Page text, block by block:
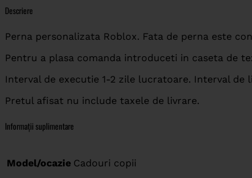
Descriere
Perna personalizata Roblox. Fata de perna este
Pentru a plasa comanda introduceti in caseta de
Interval de executie 1-2 zile lucratoare. Interval de
Pretul afisat nu include taxele de livrare.
Informații suplimentare
Model/ocazie Cadouri copii